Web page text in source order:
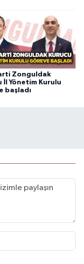
Zonguldak
İl Yönetim Kurulu
başladı